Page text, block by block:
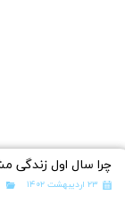
چرا سال اول
۲۳ اردیبهشت ۱۴۰۲